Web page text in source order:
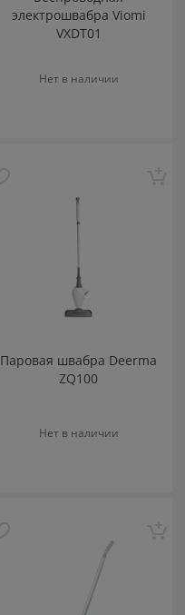
электрошвабра Viomi
VXDT01
Нет в наличии
Паровая швабра Deerma
ZQ100
Нет в наличии